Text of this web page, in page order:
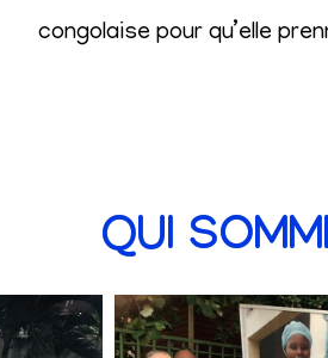
congolaise pour qu’elle
QUI